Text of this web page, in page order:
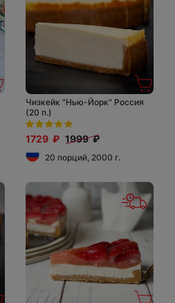
Чизкейк "Нью-Йорк" Россия
(20 п.)
1729 ₽ 1999 ₽
20 порций, 2000 г.